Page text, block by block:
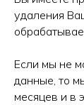
удаления
Если мы не
данные, то
месяцев и в